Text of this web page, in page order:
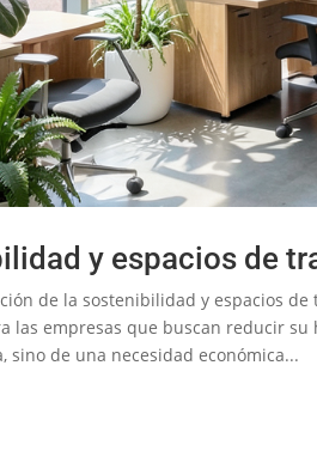
y espacios de
de la sostenibilidad y espacios
las empresas que buscan reducir
sino de una necesidad económica...